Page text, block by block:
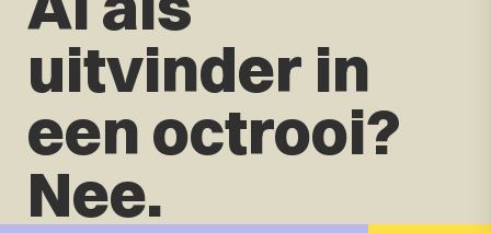
uitvinder in
een octrooi?
Nee.